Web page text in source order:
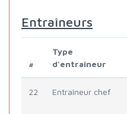
Entraîneurs
#
Type
d'entraîneur
22 Entraîneur chef